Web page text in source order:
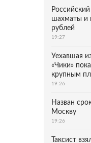
шахматы и
рублей
19:27
Уехавшая
«Чики»
крупным
19:26
Назван
Москву
19:26
Таксист